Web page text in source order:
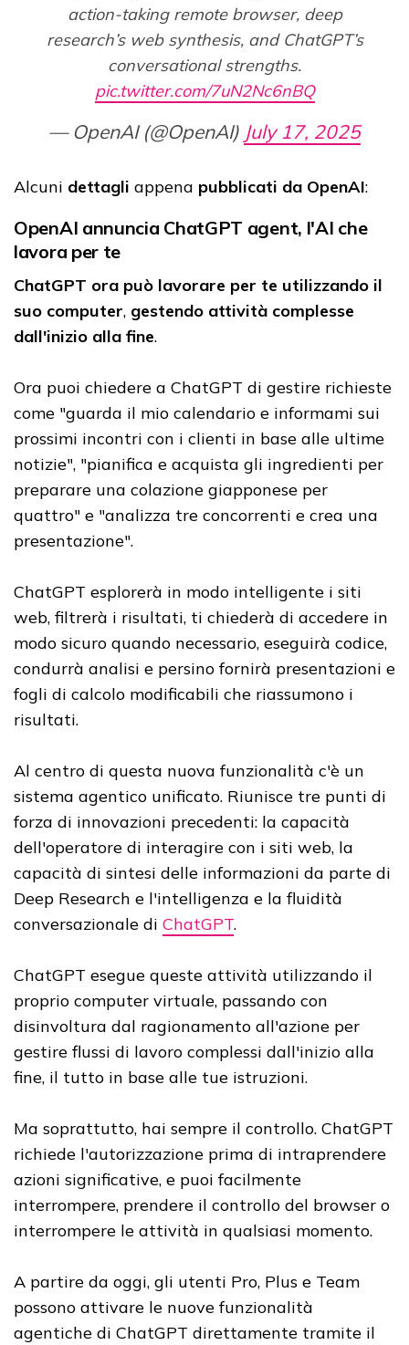
action-taking remote browser, deep
research’s web synthesis, and ChatGPT’s
conversational strengths.
pic.twitter.com/7uN2Nc6nBQ
— OpenAI (@OpenAI) July 17, 2025
Alcuni dettagli appena pubblicati da OpenAI:
OpenAI annuncia ChatGPT agent, l'AI che
lavora per te
ChatGPT ora può lavorare per te utilizzando il
suo computer, gestendo attività complesse
dall'inizio alla fine.
Ora puoi chiedere a ChatGPT di gestire richieste
come "guarda il mio calendario e informami sui
prossimi incontri con i clienti in base alle ultime
notizie", "pianifica e acquista gli ingredienti per
preparare una colazione giapponese per
quattro" e "analizza tre concorrenti e crea una
presentazione".
ChatGPT esplorerà in modo intelligente i siti
web, filtrerà i risultati, ti chiederà di accedere in
modo sicuro quando necessario, eseguirà codice,
condurrà analisi e persino fornirà presentazioni e
fogli di calcolo modificabili che riassumono i
risultati.
Al centro di questa nuova funzionalità c'è un
sistema agentico unificato. Riunisce tre punti di
forza di innovazioni precedenti: la capacità
dell'operatore di interagire con i siti web, la
capacità di sintesi delle informazioni da parte di
Deep Research e l'intelligenza e la fluidità
conversazionale di ChatGPT.
ChatGPT esegue queste attività utilizzando il
proprio computer virtuale, passando con
disinvoltura dal ragionamento all'azione per
gestire flussi di lavoro complessi dall'inizio alla
fine, il tutto in base alle tue istruzioni.
Ma soprattutto, hai sempre il controllo. ChatGPT
richiede l'autorizzazione prima di intraprendere
azioni significative, e puoi facilmente
interrompere, prendere il controllo del browser o
interrompere le attività in qualsiasi momento.
A partire da oggi, gli utenti Pro, Plus e Team
possono attivare le nuove funzionalità
agentiche di ChatGPT direttamente tramite il